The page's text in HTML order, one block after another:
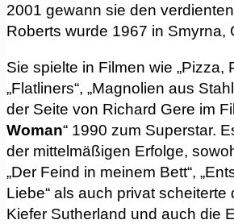
2001 gewann sie den
Roberts wurde 1967 in Smyrna,
Sie spielte in Filmen wie „Pizza, Pizza“,
„Flatliners“, „Magnolien aus
der Seite von Richard Gere im
Woman“ 1990 zum Superstar.
der mittelmäßigen Erfolge,
„Der Feind in meinem Bett“,
Liebe“ als auch privat
Kiefer Sutherland und auch die